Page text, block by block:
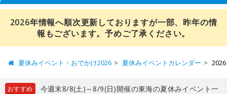
2026年情報へ順次更新しておりますが一部、昨年の情
報もございます。予めご了承ください。
夏休みイベント・おでかけ2026 夏休みイベントカレンダー
おすすめ
今週末8/8(土)～8/9(日)開催の東海の夏休みイベント一